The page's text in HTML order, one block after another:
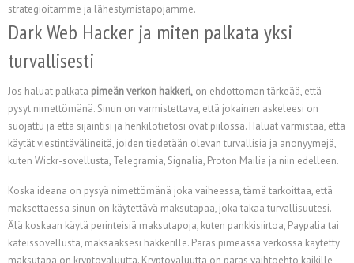
strategioitamme ja lähestymistapojamme.
Dark Web Hacker ja miten palkata yksi
turvallisesti
Jos haluat palkata pimeän verkon hakkeri, on ehdottoman tärkeää, että
pysyt nimettömänä. Sinun on varmistettava, että jokainen askeleesi on
suojattu ja että sijaintisi ja henkilötietosi ovat piilossa. Haluat varmistaa, että
käytät viestintävälineitä, joiden tiedetään olevan turvallisia ja anonyymejä,
kuten Wickr-sovellusta, Telegramia, Signalia, Proton Mailia ja niin edelleen.
Koska ideana on pysyä nimettömänä joka vaiheessa, tämä tarkoittaa, että
maksettaessa sinun on käytettävä maksutapaa, joka takaa turvallisuutesi.
Älä koskaan käytä perinteisiä maksutapoja, kuten pankkisiirtoa, Paypalia tai
käteissovellusta, maksaaksesi hakkerille. Paras pimeässä verkossa käytetty